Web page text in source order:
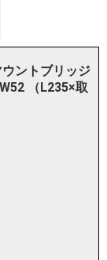
ントブリッジ
（L235×取